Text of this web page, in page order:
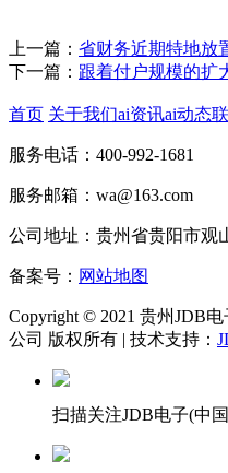
上一篇： 省财务近期特地放
下一篇： 跟着付户规模的扩
首页 关于我们ai资讯ai动态
服务电话：400-992-1681
服务邮箱：wa@163.com
公司地址：贵州省贵阳市观
备案号： 网站地图
Copyright © 2021 贵州JDB
公司 版权所有 | 技术支持：
扫描关注JDB电子(中